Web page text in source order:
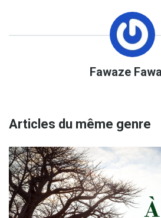
Fawaze
Articles du même genre